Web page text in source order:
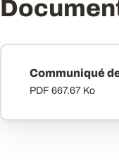
Communiqué
PDF 667.67 Ko